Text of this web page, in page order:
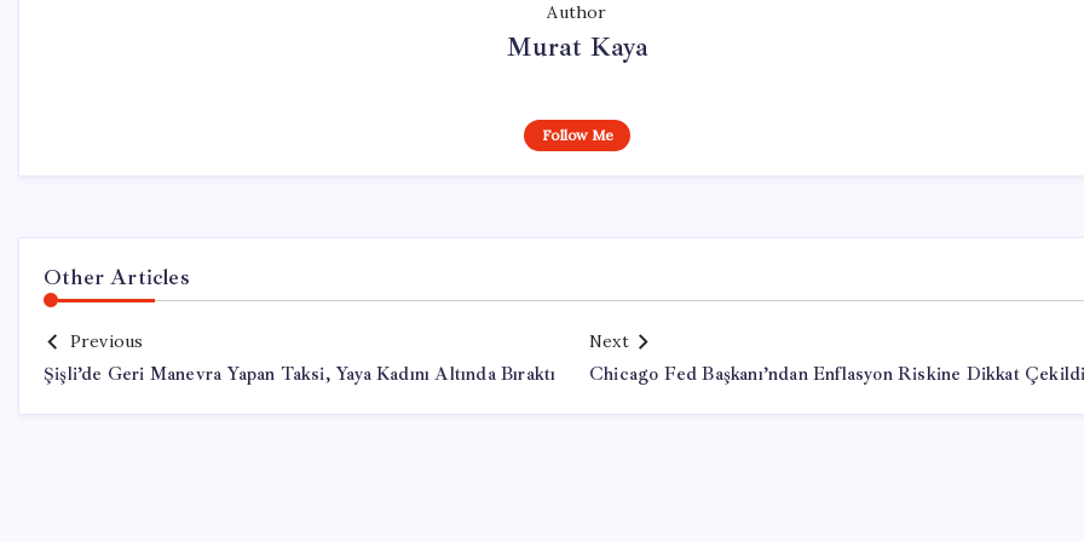
Author
Murat Kaya
Follow Me
Other Articles
Previous
Şişli’de Geri Manevra Yapan Taksi, Yaya Kadını Altında Bıraktı
Next
Chicago Fed Başkanı’ndan Enflasyon Riskine Dikkat